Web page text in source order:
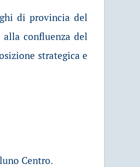
di provincia del
alla confluenza del
strategica e
Centro.